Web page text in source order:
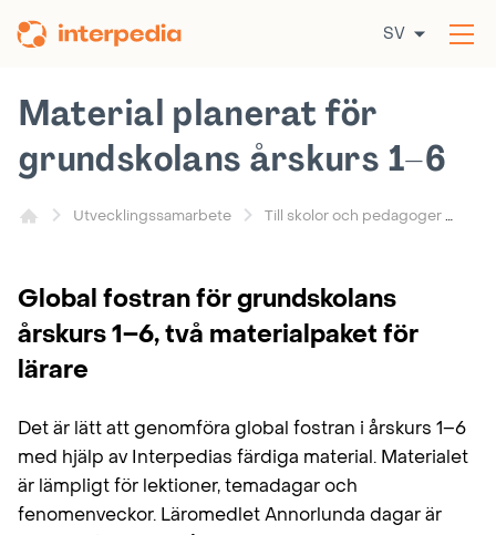
till
SV
Utvecklingssamarbete Till skolor och pedagoger
Material planerat för
grundskolans årskurs 1–6
Global fostran för grundskolans
årskurs 1–6, två materialpaket för
lärare
Det är lätt att genomföra global fostran i årskurs 1–6
med hjälp av Interpedias färdiga material. Materialet
är lämpligt för lektioner, temadagar och
fenomenveckor. Läromedlet Annorlunda dagar är